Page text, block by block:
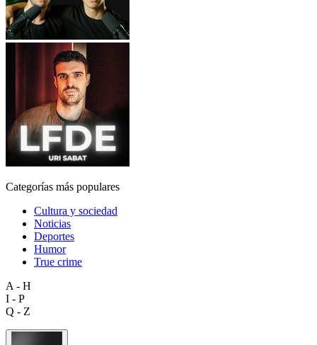
Categorías más populares
Cultura y sociedad
Noticias
Deportes
Humor
True crime
A - H
I - P
Q - Z